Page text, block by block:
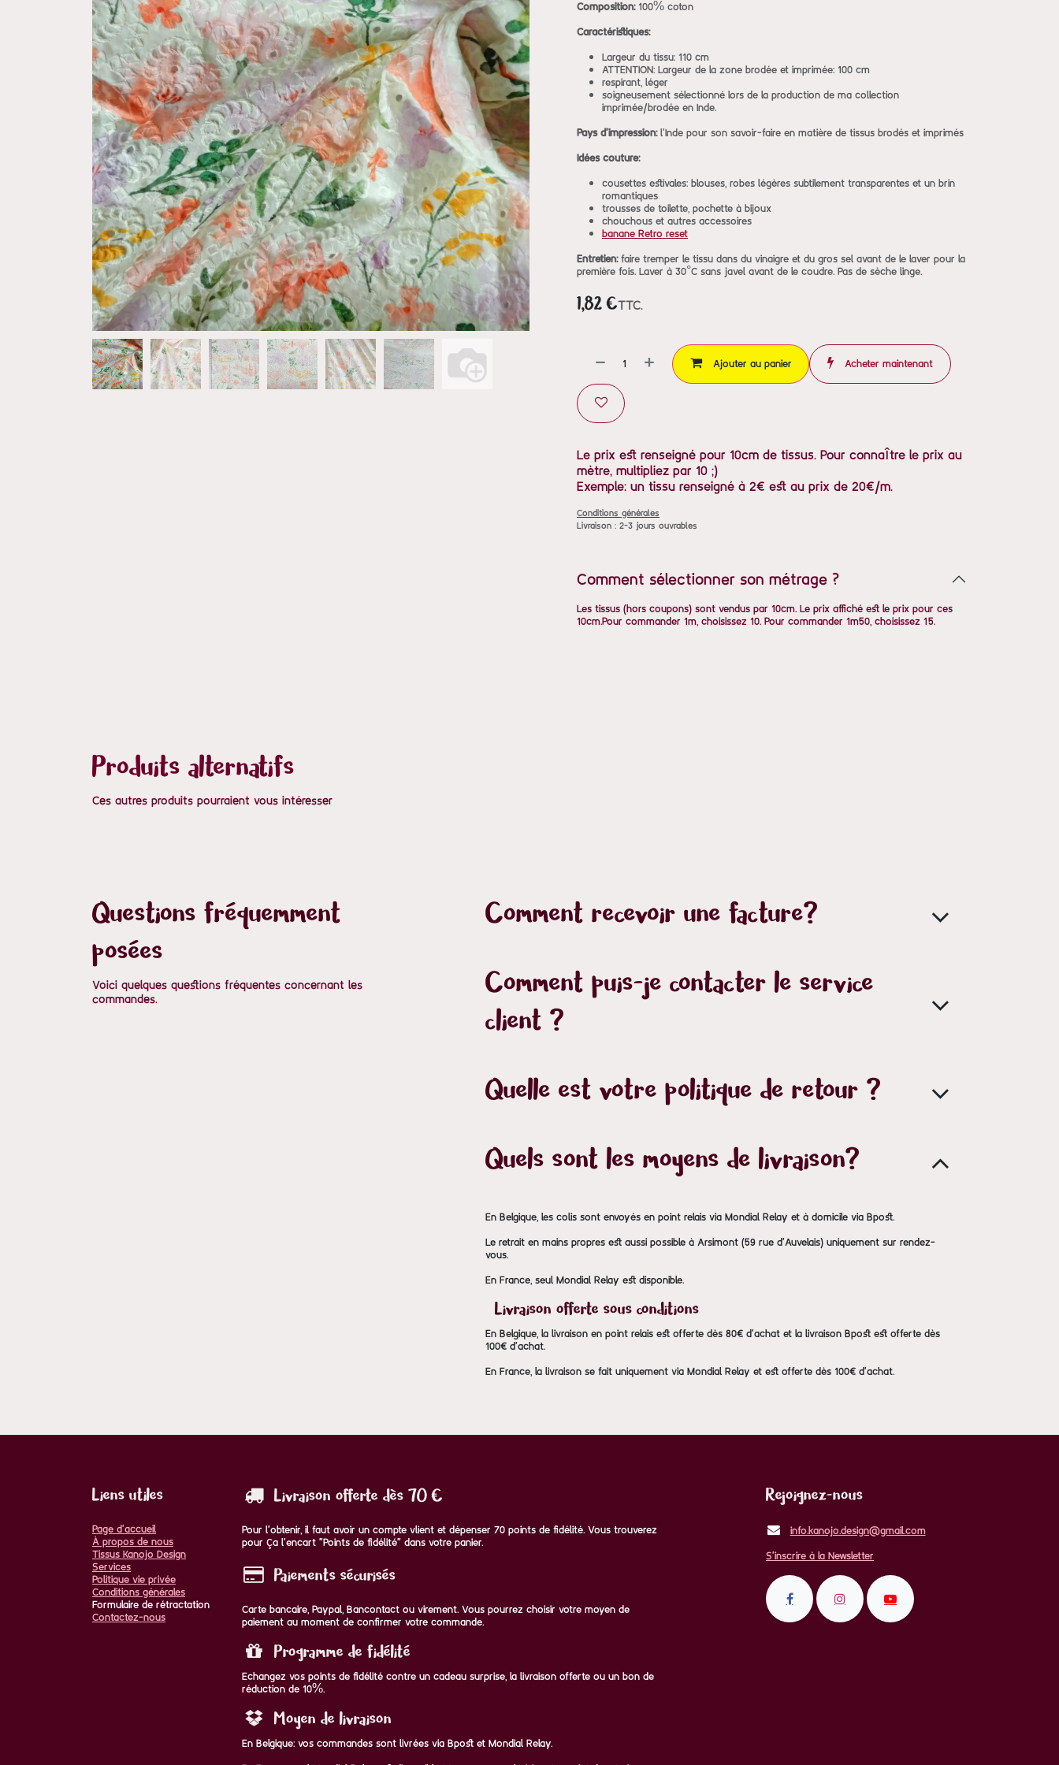
Composition:100% coton
Caractéristiques:
Largeur du tissu: 110 cm
ATTENTION: Largeur de la zone brodée et imprimée: 100 cm
respirant, léger
soigneusement sélectionné lors de la production de ma collection
imprimée/brodée en Inde.
Pays d'impression:l'Inde pour son savoir-faire en matière de tissus brodés et imprimés
Idées couture:
cousettes estivales: blouses, robes légères subtilement transparentes et un brin
romantiques
trousses de toilette, pochette à bijoux
chouchous et autres accessoires
banane Retro reset
Entretien:faire tremper le tissu dans du vinaigre et du gros sel avant de le laver pour la
première fois. Laver à 30°C sans javel avant de le coudre. Pas de sèche linge.
1,82 €TTC.
Ajouter au panier Acheter maintenant
Le prix est renseigné pour 10cm de tissus. Pour connaître le prix au
mètre, multipliez par 10 ;)
Exemple: un tissu renseigné à 2€ est au prix de 20€/m.
Conditions générales
Livraison : 2-3 jours ouvrables
Comment sélectionner son métrage ?
Les tissus (hors coupons) sont vendus par 10cm. Le prix affiché est le prix pour ces
10cm.Pour commander 1m, choisissez 10. Pour commander 1m50, choisissez 15.
Produits alternatifs
Ces autres produits pourraient vous intéresser
Questions fréquemment
posées
Voici quelques questions fréquentes concernant les
commandes.
Comment recevoir une facture?
Comment puis-je contacter le service
client ?
Quelle est votre politique de retour ?
Quels sont les moyens de livraison?
En Belgique, les colis sont envoyés en point relais via Mondial Relay et à domicile via Bpost.
Le retrait en mains propres est aussi possible à Arsimont (59 rue d'Auvelais) uniquement sur rendez-
vous.
En France, seul Mondial Relay est disponible.
Livraison offerte sous conditions
En Belgique, la livraison en point relais est offerte dès 80€ d'achat et la livraison Bpost est offerte dès
100€ d'achat.
En France, la livraison se fait uniquement via Mondial Relay et est offerte dès 100€ d'achat.
Liens utiles
Page d'accueil
À propos de nous
Tissus Kanojo Design
Services
Politique vie privée
Conditions générales
Formulaire de rétractation
Contactez-nous
Livraison offerte dès 70 €
Pour l'obtenir, il faut avoir un compte vlient et dépenser 70 points de fidélité. Vous trouverez
pour ça l'encart "Points de fidélité" dans votre panier.
Paiements sécurisés
Carte bancaire, Paypal, Bancontact ou virement. Vous pourrez choisir votre moyen de
paiement au moment de confirmer votre commande.
Programme de fidélité
Echangez vos points de fidélité contre un cadeau surprise, la livraison offerte ou un bon de
réduction de 10%.
Moyen de livraison
En Belgique: vos commandes sont livrées via Bpost et Mondial Relay.
Rejoignez-nous
info.kanojo.design@gmail.com
S'inscrire à la Newsletter